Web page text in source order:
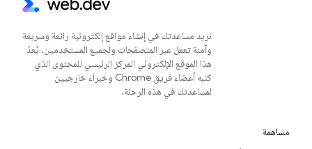
نريد مساعدتك في إنشاء مواقع إلكترونية رائعة وسريعة
وآمنة تعمل عبر المتصفحات ولجميع المستخدمين. يُعدّ
هذا الموقع الإلكتروني المركز الرئيسي للمحتوى الذي
كتبه أعضاء فريق Chrome وخبراء خارجيين
لمساعدتك في هذه الرحلة.
مساهمة